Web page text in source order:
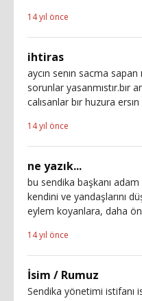
14 yıl önce
ihtiras
aycın senın sacma sapan
sorunlar yasanmıstır.bır
calısanlar bır huzura ersın
14 yıl önce
ne yazık...
bu sendika başkanı
kendini ve yandaşlarını
eylem koyanlara, daha
14 yıl önce
İsim / Rumuz
Sendika yönetimi istifanı